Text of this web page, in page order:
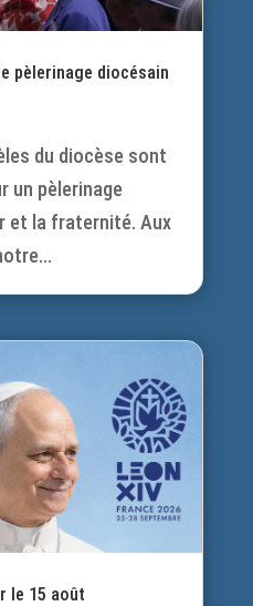
pèlerinage diocésain
du diocèse sont
un pèlerinage
et la fraternité. Aux
le 15 août